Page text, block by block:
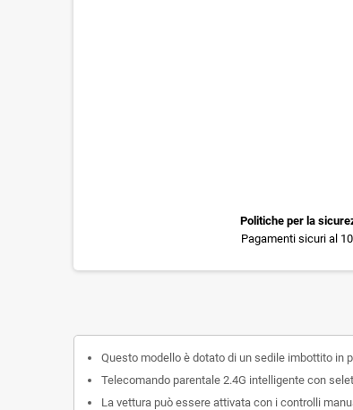
Politiche per la
Pagamenti sicuri al
Questo modello è dotato di un sedile imbottito in
Telecomando parentale 2.4G intelligente con
La vettura può essere attivata con i controlli